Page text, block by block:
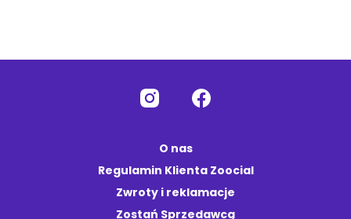
O nas
Regulamin Klienta Zoocial
Zwroty i reklamacje
Zostań Sprzedawcą